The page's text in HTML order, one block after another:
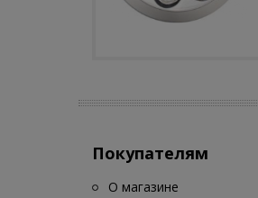
Покупателям
О магазине